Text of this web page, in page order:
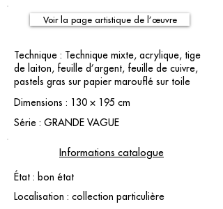
Voir la page artistique de l’œuvre
Technique : Technique mixte, acrylique, tige
de laiton, feuille d’argent, feuille de cuivre,
pastels gras sur papier marouflé sur toile
Dimensions : 130 × 195 cm
Série : GRANDE VAGUE
Informations catalogue
État : bon état
Localisation : collection particulière